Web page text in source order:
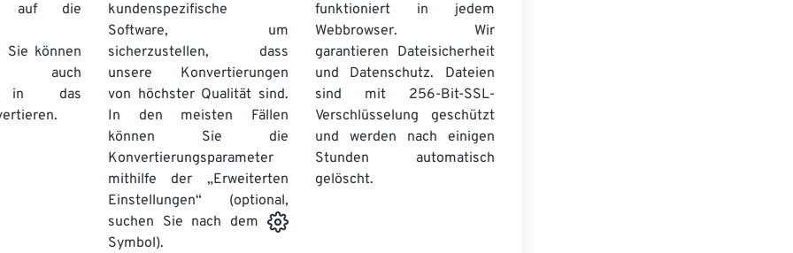
auf die
Sie können
in das
kundenspezifische
Software, um
sicherzustellen, dass
unsere Konvertierungen
von höchster Qualität sind.
In den meisten Fällen
können Sie die
Konvertierungsparameter
mithilfe der „Erweiterten
Einstellungen“ (optional,
suchen Sie nach dem
Symbol).
funktioniert in jedem
Webbrowser. Wir
garantieren Dateisicherheit
und Datenschutz. Dateien
sind mit 256-Bit-SSL-
Verschlüsselung geschützt
und werden nach einigen
Stunden automatisch
gelöscht.